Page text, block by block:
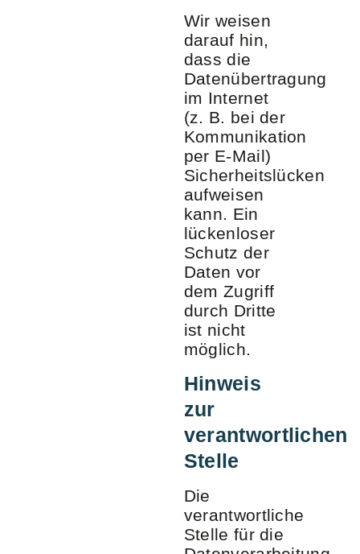
Wir weisen
darauf hin,
dass die
Datenübertragung
im Internet
(z. B. bei der
Kommunikation
per E-Mail)
Sicherheitslücken
aufweisen
kann. Ein
lückenloser
Schutz der
Daten vor
dem Zugriff
durch Dritte
ist nicht
möglich.
Hinweis
zur
verantwortlichen
Stelle
Die
verantwortliche
Stelle für die